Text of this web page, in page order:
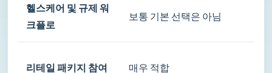
헬스케어 및 규제 워
크플로
보통 기본 선택은 아님
리테일 패키지 참여 매우 적합